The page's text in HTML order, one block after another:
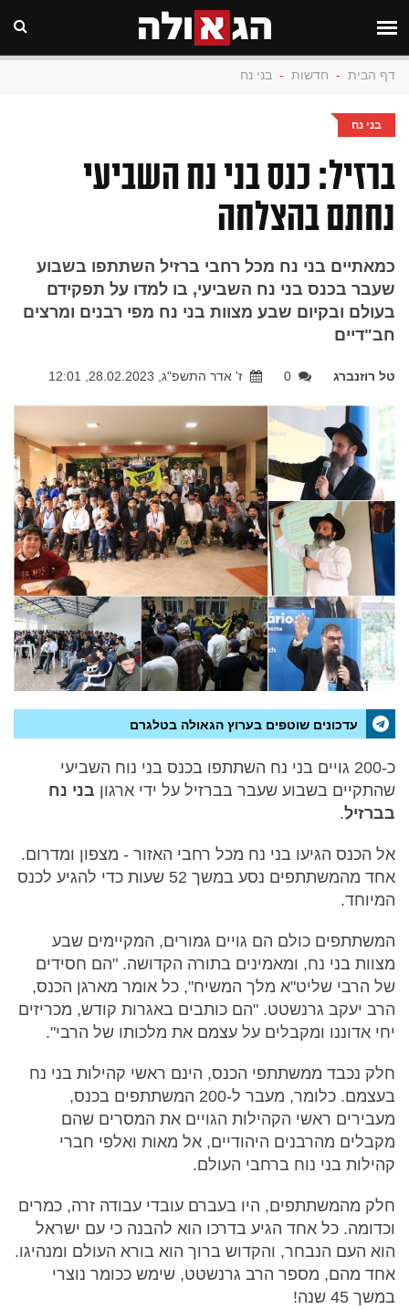
דף הבית - חדשות - בני נח
בני נח
ברזיל: כנס בני נח השביעי
נחתם בהצלחה
כמאתיים בני נח מכל רחבי ברזיל השתתפו בשבוע
שעבר בכנס בני נח השביעי, בו למדו על תפקידם
בעולם ובקיום שבע מצוות בני נח מפי רבנים ומרצים
חב"דיים
טל רוזנברג 0 ז' אדר התשפ"ג, 28.02.2023, 12:01
עדכונים שוטפים בערוץ הגאולה בטלגרם
כ-200 גויים בני נח השתתפו בכנס בני נוח השביעי
שהתקיים בשבוע שעבר בברזיל על ידי ארגון בני נח
בברזיל.
אל הכנס הגיעו בני נח מכל רחבי האזור - מצפון ומדרום.
אחד מהמשתתפים נסע במשך 52 שעות כדי להגיע לכנס
המיוחד.
המשתתפים כולם הם גויים גמורים, המקיימים שבע
מצוות בני נח, ומאמינים בתורה הקדושה. "הם חסידים
של הרבי שליט"א מלך המשיח", כל אומר מארגן הכנס,
הרב יעקב גרנשטט. "הם כותבים באגרות קודש, מכריזים
יחי אדוננו ומקבלים על עצמם את מלכותו של הרבי".
חלק נכבד ממשתתפי הכנס, הינם ראשי קהילות בני נח
בעצמם. כלומר, מעבר ל-200 המשתתפים בכנס,
מעבירים ראשי הקהילות הגויים את המסרים שהם
מקבלים מהרבנים היהודיים, אל מאות ואלפי חברי
קהילות בני נוח ברחבי העולם.
חלק מהמשתתפים, היו בעברם עובדי עבודה זרה, כמרים
וכדומה. כל אחד הגיע בדרכו הוא להבנה כי עם ישראל
הוא העם הנבחר, והקדוש ברוך הוא בורא העולם ומנהיגו.
אחד מהם, מספר הרב גרנשטט, שימש ככומר נוצרי
במשך 45 שנה!